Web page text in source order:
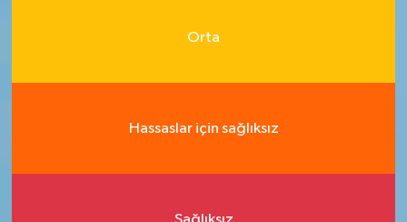
Orta
Hassaslar için sağlıksız